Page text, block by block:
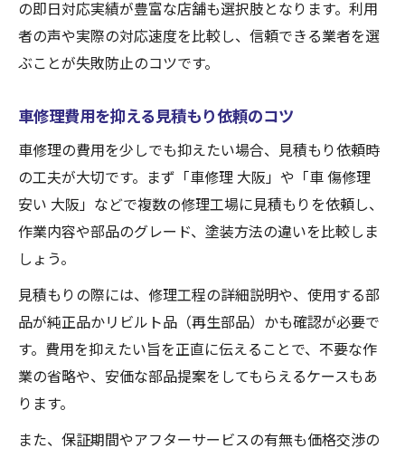
の即日対応実績が豊富な店舗も選択肢となります。利用
者の声や実際の対応速度を比較し、信頼できる業者を選
ぶことが失敗防止のコツです。
車修理費用を抑える見積もり依頼のコツ
車修理の費用を少しでも抑えたい場合、見積もり依頼時
の工夫が大切です。まず「車修理 大阪」や「車 傷修理
安い 大阪」などで複数の修理工場に見積もりを依頼し、
作業内容や部品のグレード、塗装方法の違いを比較しま
しょう。
見積もりの際には、修理工程の詳細説明や、使用する部
品が純正品かリビルト品（再生部品）かも確認が必要で
す。費用を抑えたい旨を正直に伝えることで、不要な作
業の省略や、安価な部品提案をしてもらえるケースもあ
ります。
また、保証期間やアフターサービスの有無も価格交渉の